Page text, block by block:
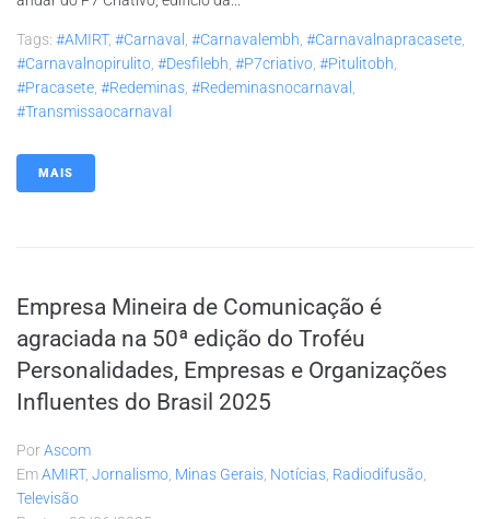
Tags: #AMIRT, #carnaval #carnavalembh #carnavalnapracasete
#carnavalnopirulito #desfilebh #p7criativo #pitulitobh
#pracasete #redeminas #redeminasnocarnaval
#transmissaocarnaval
MAIS
Empresa Mineira de Comunicação é
agraciada na 50ª edição do Troféu
Personalidades, Empresas e Organizações
Influentes do Brasil 2025
PorAscom
EmAMIRT, Jornalismo Minas Gerais Notícias Radiodifusão
Televisão